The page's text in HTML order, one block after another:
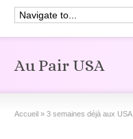
Au Pair USA
Accueil » 3 semaines déjà aux USA